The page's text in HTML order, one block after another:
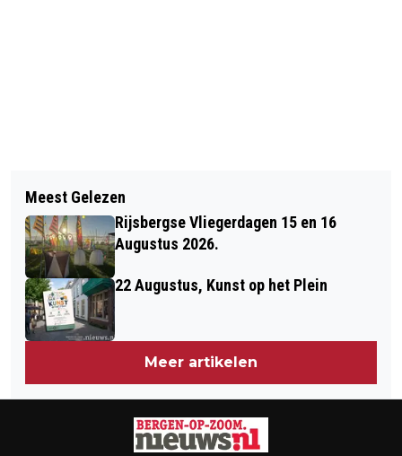
GROENE GOLF RANDWEG VOOR
LANGERE TIJD UITGESCHAKELD
NIEUWE DIENSTREGELING VOOR
BRABANTS BUSVERVOER PER 9
JANUARI
Meest Gelezen
Rijsbergse Vliegerdagen 15 en 16
Augustus 2026.
22 Augustus, Kunst op het Plein
Meer artikelen